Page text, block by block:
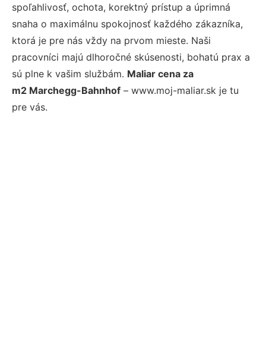
spoľahlivosť, ochota, korektný prístup a úprimná
snaha o maximálnu spokojnosť každého zákazníka,
ktorá je pre nás vždy na prvom mieste. Naši
pracovníci majú dlhoročné skúsenosti, bohatú prax a
sú plne k vašim službám. Maliar cena za
m2 Marchegg-Bahnhof – www.moj-maliar.sk je tu
pre vás.